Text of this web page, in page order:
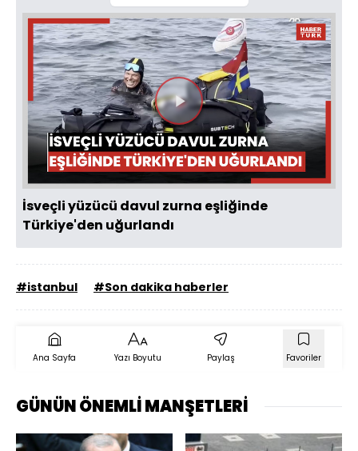
Videoyu
Oynat
İsveçli yüzücü davul zurna eşliğinde
Türkiye'den uğurlandı
#istanbul #Son dakika haberler
Ana Sayfa Yazı Boyutu Paylaş Favoriler
GÜNÜN ÖNEMLİ MANŞETLERİ